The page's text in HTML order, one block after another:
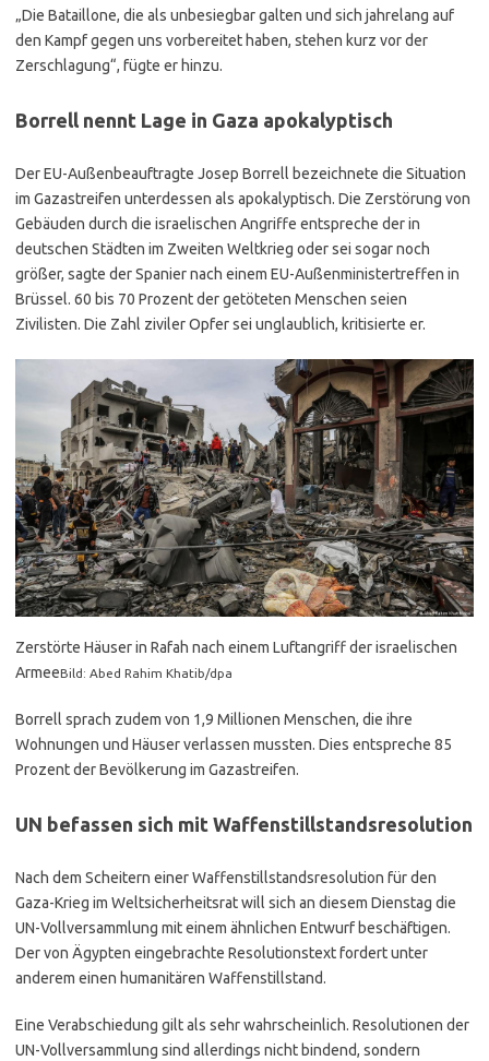
„Die Bataillone, die als unbesiegbar galten und sich jahrelang auf
den Kampf gegen uns vorbereitet haben, stehen kurz vor der
Zerschlagung“, fügte er hinzu.
Borrell nennt Lage in Gaza apokalyptisch
Der EU-Außenbeauftragte Josep Borrell bezeichnete die Situation
im Gazastreifen unterdessen als apokalyptisch. Die Zerstörung von
Gebäuden durch die israelischen Angriffe entspreche der in
deutschen Städten im Zweiten Weltkrieg oder sei sogar noch
größer, sagte der Spanier nach einem EU-Außenministertreffen in
Brüssel. 60 bis 70 Prozent der getöteten Menschen seien
Zivilisten. Die Zahl ziviler Opfer sei unglaublich, kritisierte er.
Zerstörte Häuser in Rafah nach einem Luftangriff der israelischen
ArmeeBild: Abed Rahim Khatib/dpa
Borrell sprach zudem von 1,9 Millionen Menschen, die ihre
Wohnungen und Häuser verlassen mussten. Dies entspreche 85
Prozent der Bevölkerung im Gazastreifen.
UN befassen sich mit Waffenstillstandsresolution
Nach dem Scheitern einer Waffenstillstandsresolution für den
Gaza-Krieg im Weltsicherheitsrat will sich an diesem Dienstag die
UN-Vollversammlung mit einem ähnlichen Entwurf beschäftigen.
Der von Ägypten eingebrachte Resolutionstext fordert unter
anderem einen humanitären Waffenstillstand.
Eine Verabschiedung gilt als sehr wahrscheinlich. Resolutionen der
UN-Vollversammlung sind allerdings nicht bindend, sondern